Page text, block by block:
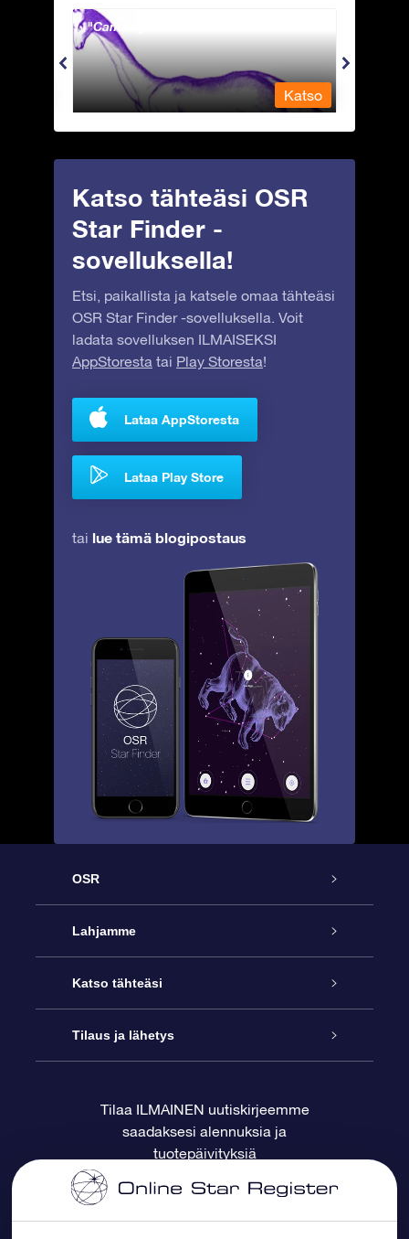
Camelopardalis - Kirahvi
Katso
Katso tähteäsi OSR
Star Finder -
sovelluksella!
Etsi, paikallista ja katsele omaa tähteäsi
OSR Star Finder -sovelluksella. Voit
ladata sovelluksen ILMAISEKSI
AppStoresta tai Play Storesta!
Lataa AppStoresta
Lataa Play Store
tai lue tämä blogipostaus
OSR
Palvelu
Ota meihin yhteyttä
Blogi
Arvostelut
Lahjamme
Online Star -lahja
OSR-lahjapakkaus
OSR-lahjakortti
Yrityslahjat
Katso tähteäsi
Star Register
Henkilökohtainen Tähtisivu
One Million Stars
Tilaus ja lähetys
Maksutiedot
Toimitustiedot
Tilaa ILMAINEN uutiskirjeemme
saadaksesi alennuksia ja
tuotepäivityksiä